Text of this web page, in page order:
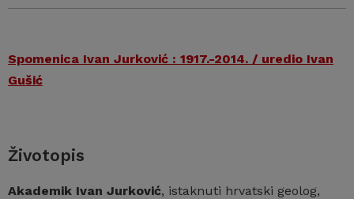
Spomenica Ivan Jurković : 1917.-2014. / uredio Ivan
Gušić
Životopis
Akademik Ivan Jurković, istaknuti hrvatski geolog,